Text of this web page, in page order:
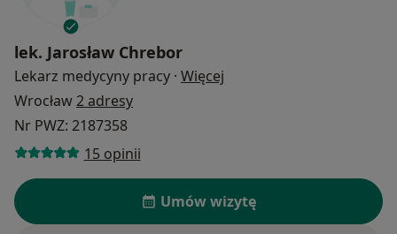
lek. Jarosław Chrebor
Lekarz medycyny pracy · Więcej
Wrocław2 adresy
Nr PWZ: 2187358
15 opinii
Umów wizytę